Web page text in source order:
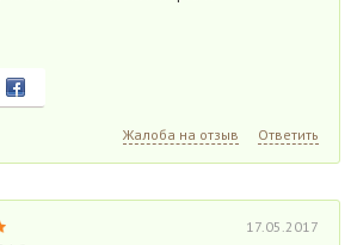
Жалоба на отзыв Ответить
17.05.2017